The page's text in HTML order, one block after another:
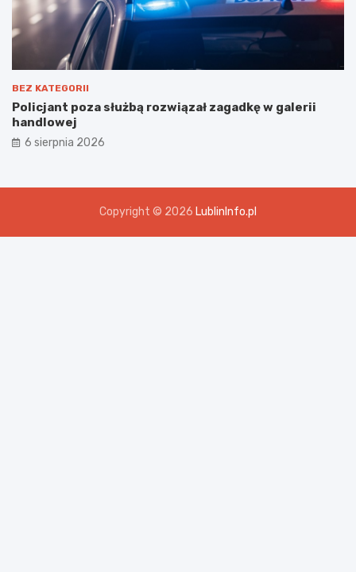
BEZ KATEGORII
Policjant poza służbą rozwiązał zagadkę w galerii
handlowej
6 sierpnia 2026
Copyright © 2026 LublinInfo.pl